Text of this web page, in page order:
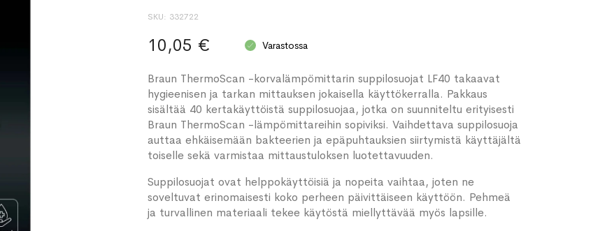
SKU 332722
10,05 € Varastossa
Braun ThermoScan -korvalämpömittarin suppilosuojat LF40 takaavat
hygieenisen ja tarkan mittauksen jokaisella käyttökerralla. Pakkaus
sisältää 40 kertakäyttöistä suppilosuojaa, jotka on suunniteltu erityisesti
Braun ThermoScan -lämpömittareihin sopiviksi. Vaihdettava suppilosuoja
auttaa ehkäisemään bakteerien ja epäpuhtauksien siirtymistä käyttäjältä
toiselle sekä varmistaa mittaustuloksen luotettavuuden.
Suppilosuojat ovat helppokäyttöisiä ja nopeita vaihtaa, joten ne
soveltuvat erinomaisesti koko perheen päivittäiseen käyttöön. Pehmeä
ja turvallinen materiaali tekee käytöstä miellyttävää myös lapsille.